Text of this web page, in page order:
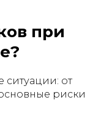
при
ситуации: от
риски